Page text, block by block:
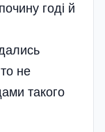
годі й
не
такого